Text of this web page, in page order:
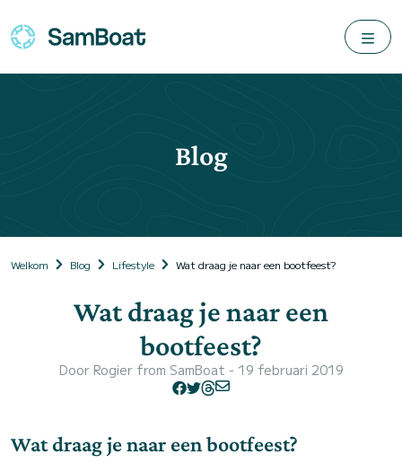
Blog
Welkom Blog Lifestyle Wat draag je naar een bootfeest?
Wat draag je naar een
bootfeest?
Door Rogier from SamBoat - 19 februari 2019
Wat draag je naar een bootfeest?